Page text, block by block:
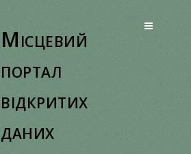
Місцевий
портал
відкритих
даних